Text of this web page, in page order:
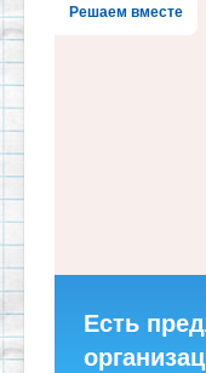
Решаем вместе
Есть